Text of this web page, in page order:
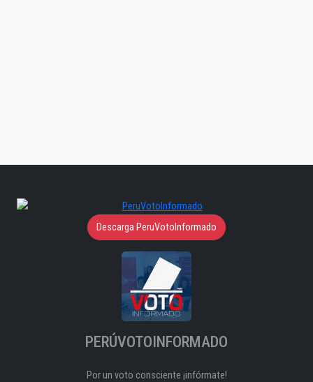
Descarga PeruVotoInformado
PERÚVOTOINFORMADO
Por un voto consciente ¡infórmate!